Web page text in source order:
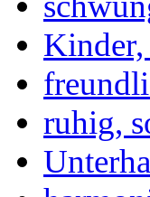
ruhig,